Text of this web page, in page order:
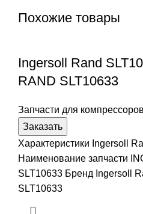
Похожие товары
Ingersoll Rand
RAND SLT10633
Запчасти для компрессоров
Заказать
Характеристики Ingersoll
Наименование запчасти
SLT10633 Бренд Ingersoll
SLT10633